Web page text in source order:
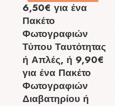
6,50€ για ένα
Πακέτο
Φωτογραφιών
Τύπου Ταυτότητας
ή Απλές, ή 9,90€
για ένα Πακέτο
Φωτογραφιών
Διαβατηρίου ή